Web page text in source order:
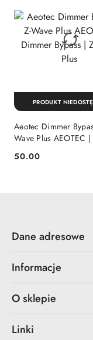
Aeotec Dimmer
Wave Plus AEOTEC
Cena:
50.00
PRODUKT
Dane adresowe
Informacje
O sklepie
Linki